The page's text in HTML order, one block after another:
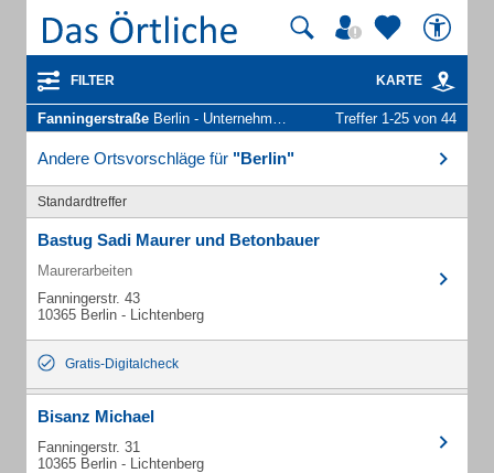
FILTER KARTE
Fanningerstraße Berlin - Unternehmen und Personen Treffer 1-25 von 44
Andere Ortsvorschläge für "Berlin"
Standardtreffer
Bastug Sadi Maurer und Betonbauer
Maurerarbeiten
Fanningerstr. 43
10365 Berlin - Lichtenberg
Gratis-Digitalcheck
Bisanz Michael
Fanningerstr. 31
10365 Berlin - Lichtenberg